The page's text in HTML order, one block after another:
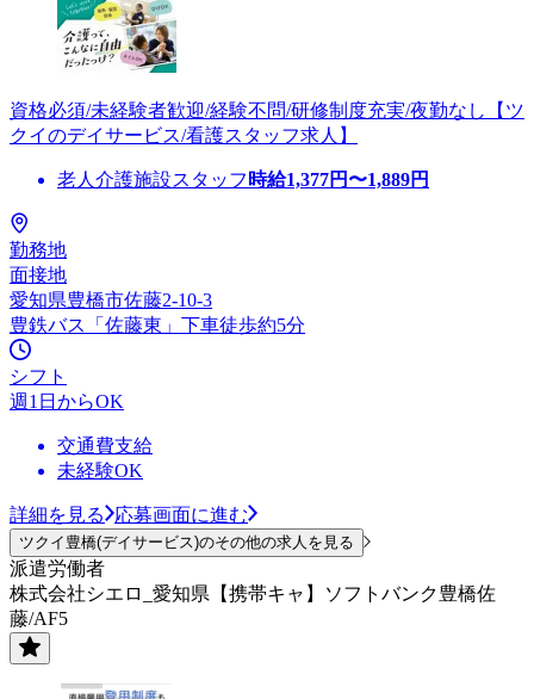
資格必須/未経験者歓迎/経験不問/研修制度充実/夜勤なし【ツ
クイのデイサービス/看護スタッフ求人】
老人介護施設スタッフ 時給1,377円〜1,889円
勤務地
面接地
愛知県豊橋市佐藤2-10-3
豊鉄バス「佐藤東」下車徒歩約5分
シフト
週1日からOK
交通費支給
未経験OK
詳細を見る 応募画面に進む
ツクイ豊橋(デイサービス)のその他の求人を見る
派遣労働者
株式会社シエロ_愛知県【携帯キャ】ソフトバンク豊橋佐
藤/AF5